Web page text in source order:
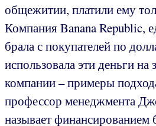
общежитии, платили ему
Компания Banana Republic,
брала с покупателей по
использовала эти деньги на
компании – примеры
профессор менеджмента
называет финансированием